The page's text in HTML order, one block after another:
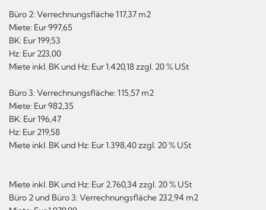
Büro 2: Verrechnungsfläche 117,37 m2
Miete: Eur 997,65
BK: Eur 199,53
Hz: Eur 223,00
Miete inkl. BK und Hz: Eur 1.420,18 zzgl. 20 % USt
Büro 3: Verrechnungsfläche: 115,57 m2
Miete: Eur 982,35
BK: Eur 196,47
Hz: Eur 219,58
Miete inkl. BK und Hz: Eur 1.398,40 zzgl. 20 % USt
Miete inkl. BK und Hz: Eur 2.760,34 zzgl. 20 % USt
Büro 2 und Büro 3: Verrechnungsfläche 232,94 m2